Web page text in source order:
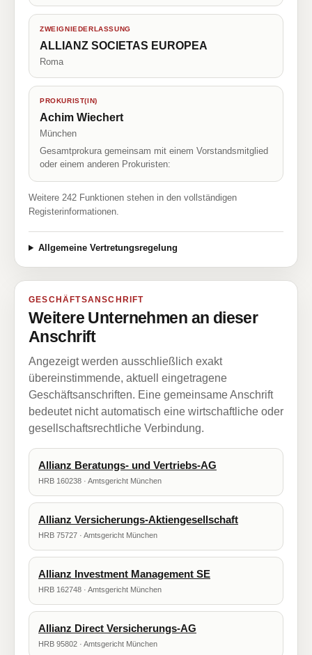
ZWEIGNIEDERLASSUNG
ALLIANZ SOCIETAS EUROPEA
Roma
PROKURIST(IN)
Achim Wiechert
München
Gesamtprokura gemeinsam mit einem Vorstandsmitglied
oder einem anderen Prokuristen:
Weitere 242 Funktionen stehen in den vollständigen
Registerinformationen.
Allgemeine Vertretungsregelung
GESCHÄFTSANSCHRIFT
Weitere Unternehmen an dieser
Anschrift
Angezeigt werden ausschließlich exakt
übereinstimmende, aktuell eingetragene
Geschäftsanschriften. Eine gemeinsame Anschrift
bedeutet nicht automatisch eine wirtschaftliche oder
gesellschaftsrechtliche Verbindung.
Allianz Beratungs- und Vertriebs-AG
HRB 160238 · Amtsgericht München
Allianz Versicherungs-Aktiengesellschaft
HRB 75727 · Amtsgericht München
Allianz Investment Management SE
HRB 162748 · Amtsgericht München
Allianz Direct Versicherungs-AG
HRB 95802 · Amtsgericht München